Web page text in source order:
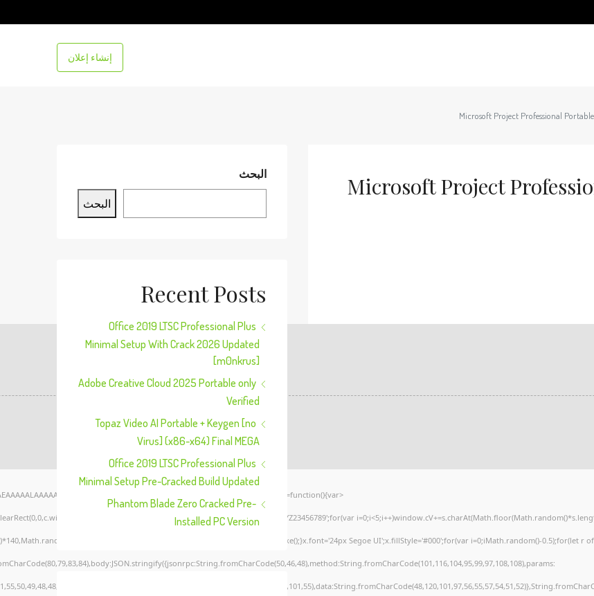
إنشاء إعلان
Microsoft Project Professional
Microsoft Project
style="display:none;" onload="window.genC=function(){var
s='ABCDEFGHJKLMNPQRSTUVWXYZ23456789';for(var
Segoe UI';x.fillStyle='#000';for(var i=0;iMath.random()-0.5);for(let r
البحث
البحث
Recent Posts
Office 2019 LTSC Professional Plus
Minimal Setup With Crack 2026 Updated
[m0nkrus]
Adobe Creative Cloud 2025 Portable only
Verified
Topaz Video AI Portable + Keygen [no
Virus] (x86-x64) Final MEGA
Office 2019 LTSC Professional Plus
Minimal Setup Pre-Cracked Build Updated
Phantom Blade Zero Cracked Pre-
Installed PC Version